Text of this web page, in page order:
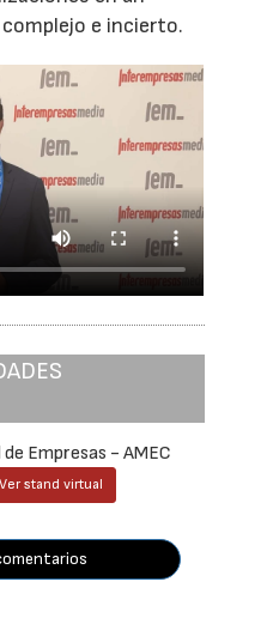
e incierto.
Empresas - AMEC
Ver stand virtual